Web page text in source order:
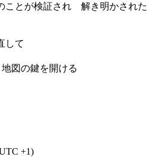
ことが検証され 解き明かされた
して
図の鍵を開ける
+1)